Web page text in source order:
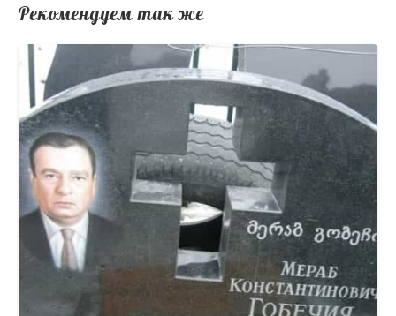
Рекомендуем так же